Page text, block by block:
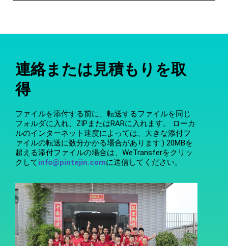
連絡または見積もりを取
得
ファイルを添付する前に、転送するファイルを同じ
フォルダに入れ、ZIPまたはRARに入れます。 ローカ
ルのインターネット速度によっては、大きな添付フ
ァイルの転送に数分かかる場合があります:) 20MBを
超える添付ファイルの場合は、WeTransferをクリッ
クしてinfo@pintejin.comに送信してください。